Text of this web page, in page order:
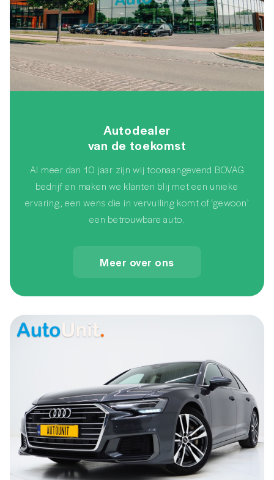
Autodealer
van de toekomst
Al meer dan 10 jaar zijn wij toonaangevend BOVAG
bedrijf en maken we klanten blij met een unieke
ervaring, een wens die in vervulling komt of ‘gewoon’
een betrouwbare auto.
Meer over ons